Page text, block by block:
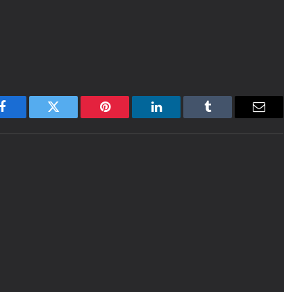
Facebook Twitter Pinterest LinkedIn Tumblr Email